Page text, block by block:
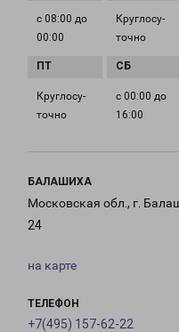
с 08:00 до
00:00
Круглосу­
точно
Круглосу­
точно
с 00:00 до
16:00
БАЛАШИХА
Московская обл., г.
24
на карте
ТЕЛЕФОН
+7(495) 157-62-22